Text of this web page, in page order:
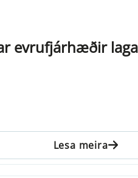
evrufjárhæðir
Lesa meira